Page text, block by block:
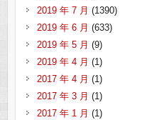
2019 年 7 月 (1390)
2019 年 6 月 (633)
2019 年 5 月 (9)
2019 年 4 月 (1)
2017 年 4 月 (1)
2017 年 3 月 (1)
2017 年 1 月 (1)